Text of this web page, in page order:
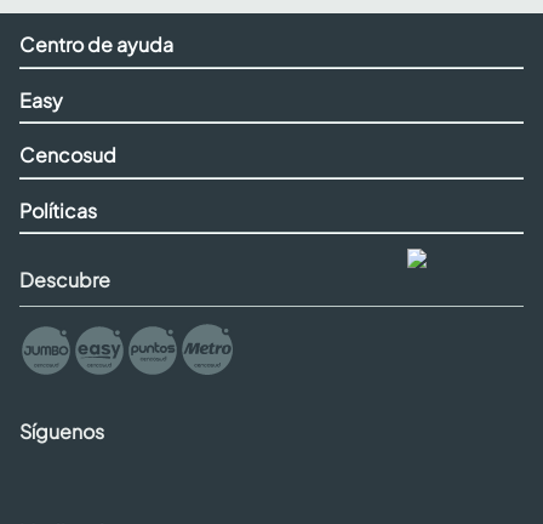
Centro de ayuda
Easy
Cencosud
Políticas
Descubre
Síguenos